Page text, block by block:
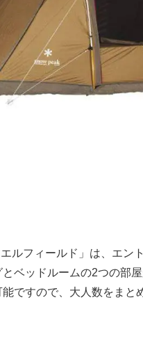
エルフィールド」は、エ
ベッドルームの2つの部
ですので、大人数をま